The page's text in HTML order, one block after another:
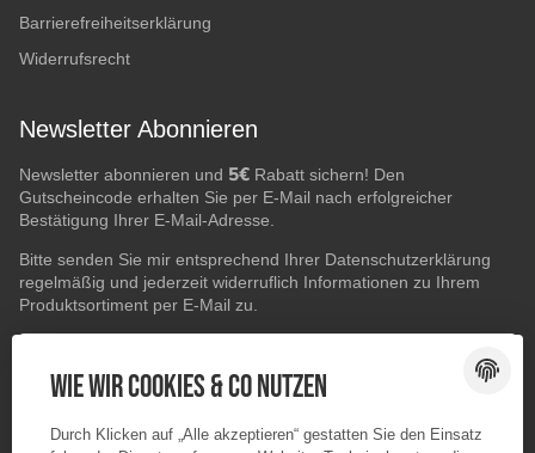
Barrierefreiheitserklärung
Widerrufsrecht
Newsletter Abonnieren
Newsletter abonnieren und 5€ Rabatt sichern! Den
Gutscheincode erhalten Sie per E-Mail nach erfolgreicher
Bestätigung Ihrer E-Mail-Adresse.
Bitte senden Sie mir entsprechend Ihrer Datenschutzerklärung
regelmäßig und jederzeit widerruflich Informationen zu Ihrem
Produktsortiment per E-Mail zu.
ABONNIEREN
Wie wir Cookies & Co nutzen
Durch Klicken auf „Alle akzeptieren“ gestatten Sie den Einsatz